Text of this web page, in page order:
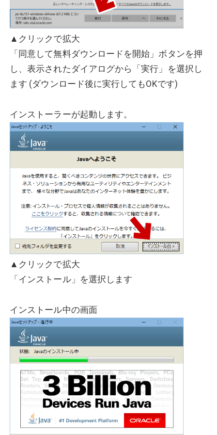
▲クリックで拡大
「同意して無料ダウンロードを開始」ボタンを押
し、表示されたダイアログから「実行」を選択し
ます (ダウンロード後に実行してもOKです)
インストーラーが起動します。
▲クリックで拡大
「インストール」を選択します
インストール中の画面